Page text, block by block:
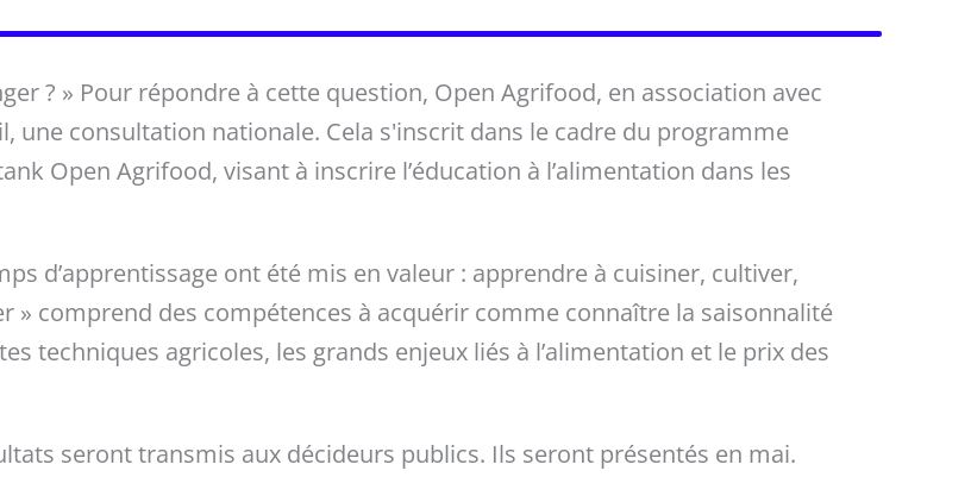
? » Pour répondre à cette question, Open Agrifood, en association avec
une consultation nationale. Cela s'inscrit dans le cadre du programme
Open Agrifood, visant à inscrire l’éducation à l’alimentation dans les
d’apprentissage ont été mis en valeur : apprendre à cuisiner, cultiver,
» comprend des compétences à acquérir comme connaître la saisonnalité
techniques agricoles, les grands enjeux liés à l’alimentation et le prix des
seront transmis aux décideurs publics. Ils seront présentés en mai.